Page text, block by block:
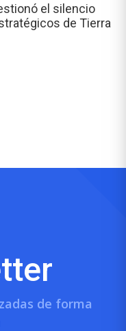
el silencio
de Tierra
de forma